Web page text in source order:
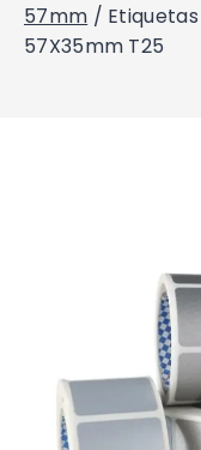
57mm /
57X35mm T25